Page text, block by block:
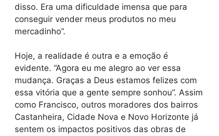
disso. Era uma dificuldade imensa que para
conseguir vender meus produtos no meu
mercadinho”.
Hoje, a realidade é outra e a emoção é
evidente. “Agora eu me alegro ao ver essa
mudança. Graças a Deus estamos felizes com
essa vitória que a gente sempre sonhou”. Assim
como Francisco, outros moradores dos bairros
Castanheira, Cidade Nova e Novo Horizonte já
sentem os impactos positivos das obras de